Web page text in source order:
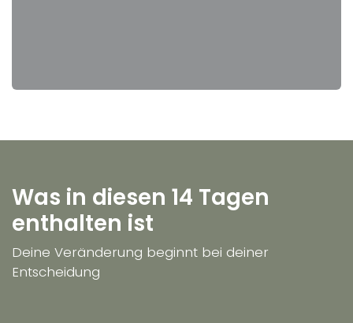
Was in diesen 14 Tagen
enthalten ist
Deine Veränderung beginnt bei deiner
Entscheidung